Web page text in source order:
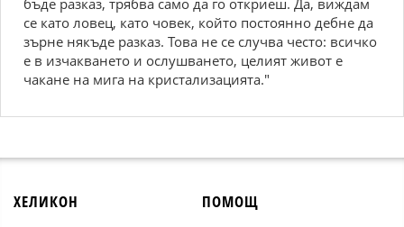
бъде разказ, трябва само да го откриеш. Да, виждам
се като ловец, като човек, който постоянно дебне да
зърне някъде разказ. Това не се случва често: всичко
е в изчакването и ослушването, целият живот е
чакане на мига на кристализацията."
ХЕЛИКОН ПОМОЩ